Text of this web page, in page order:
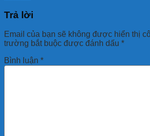
Trả lời
Email của bạn sẽ không được hiển thị
trường bắt buộc được đánh dấu *
Bình luận *